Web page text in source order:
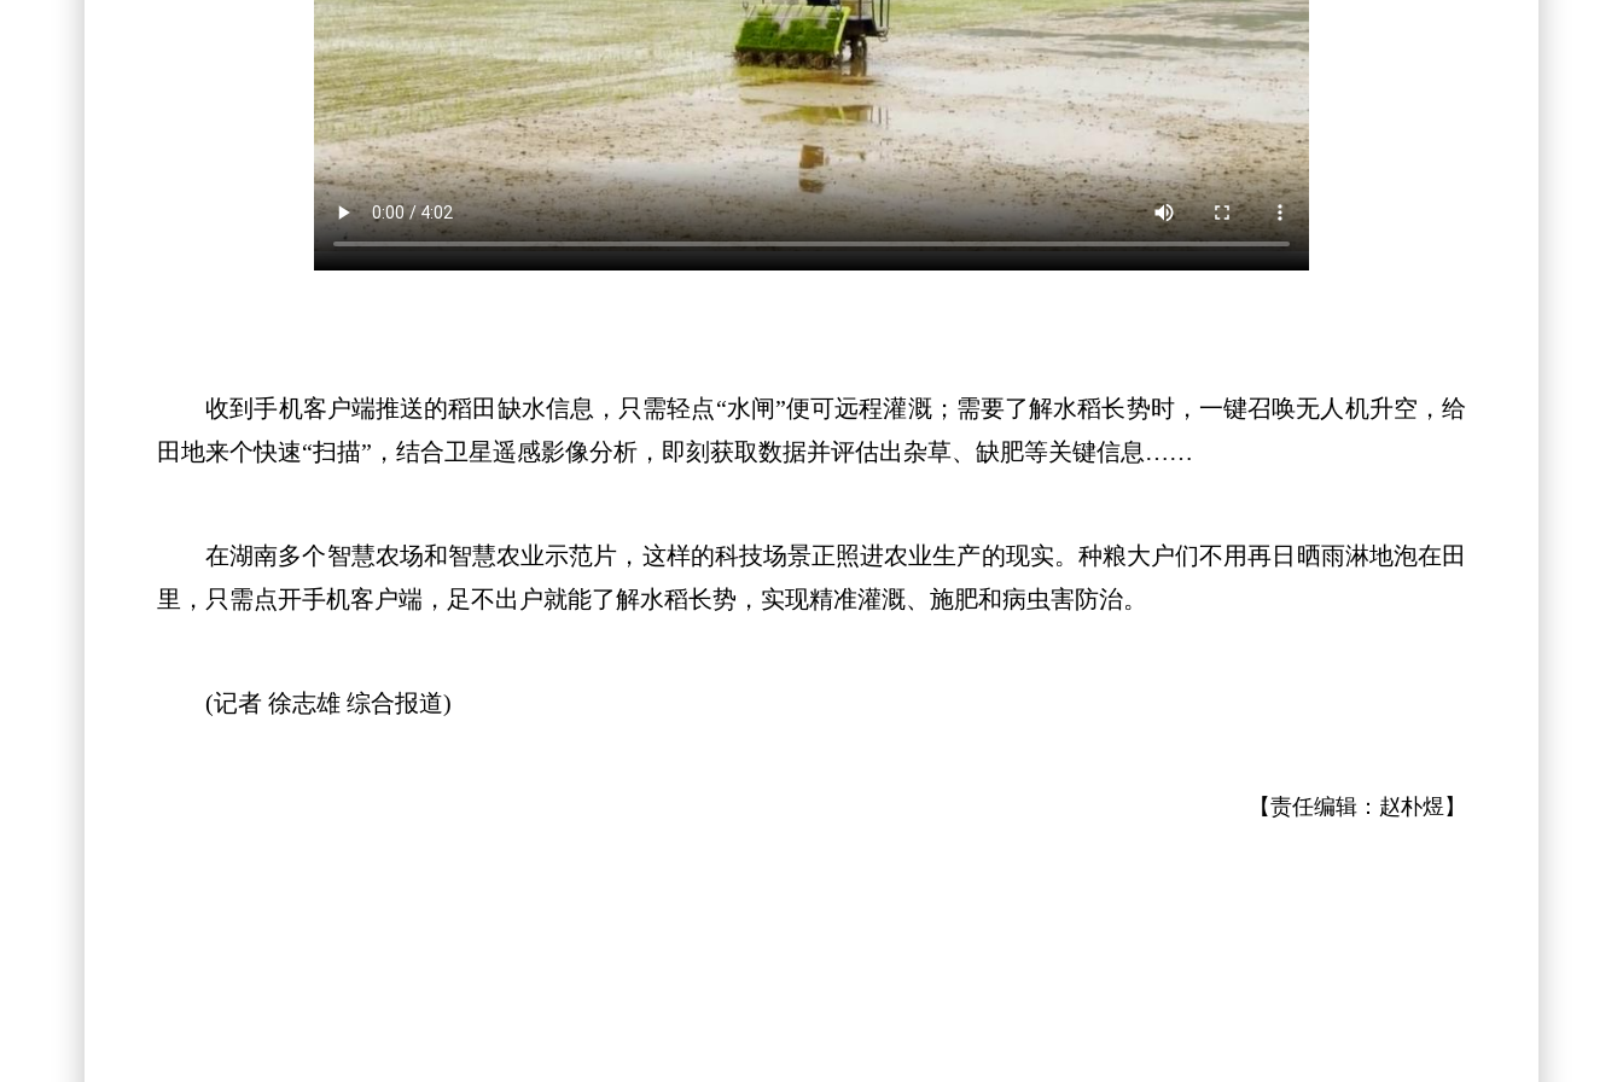
收到手机客户端推送的稻田缺水信息，只需轻点“水闸”便可远程灌溉；需要了解水稻长势时，一键召唤无人机升空，给
田地来个快速“扫描”，结合卫星遥感影像分析，即刻获取数据并评估出杂草、缺肥等关键信息……
在湖南多个智慧农场和智慧农业示范片，这样的科技场景正照进农业生产的现实。种粮大户们不用再日晒雨淋地泡在田
里，只需点开手机客户端，足不出户就能了解水稻长势，实现精准灌溉、施肥和病虫害防治。
(记者 徐志雄 综合报道)
【责任编辑： 赵朴煜 】